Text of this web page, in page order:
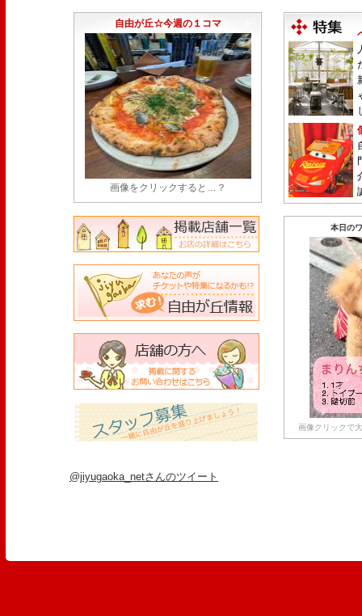
永久パス配布も！
自由が丘☆今週の１コマ
画像をクリックすると…？
本日の
画像クリックで
@jiyugaoka_netさんのツイート